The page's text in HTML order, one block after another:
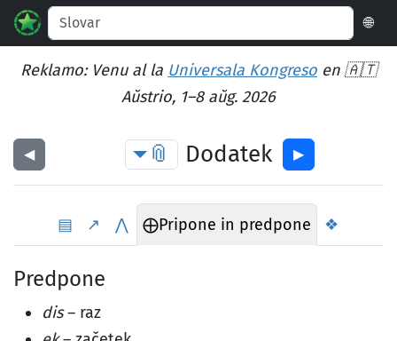
🌐
Reklamo: Venu al la Universala Kongreso en 🇦🇹
Aŭstrio, 1–8 aŭg. 2026
◀︎ 📎 Dodatek ▶︎
▤ ↗ ⋀ ⨁Pripone in predpone ❖
Predpone
dis– raz